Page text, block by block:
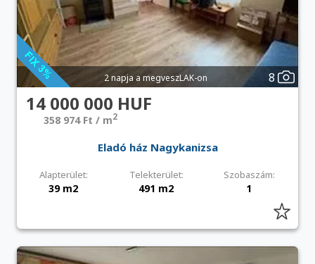
2 napja a megveszLAK-on 8
14 000 000 HUF
358 974 Ft / m2
Eladó ház Nagykanizsa
Alapterület: Telekterület: Szobaszám:
39 m2 491 m2 1